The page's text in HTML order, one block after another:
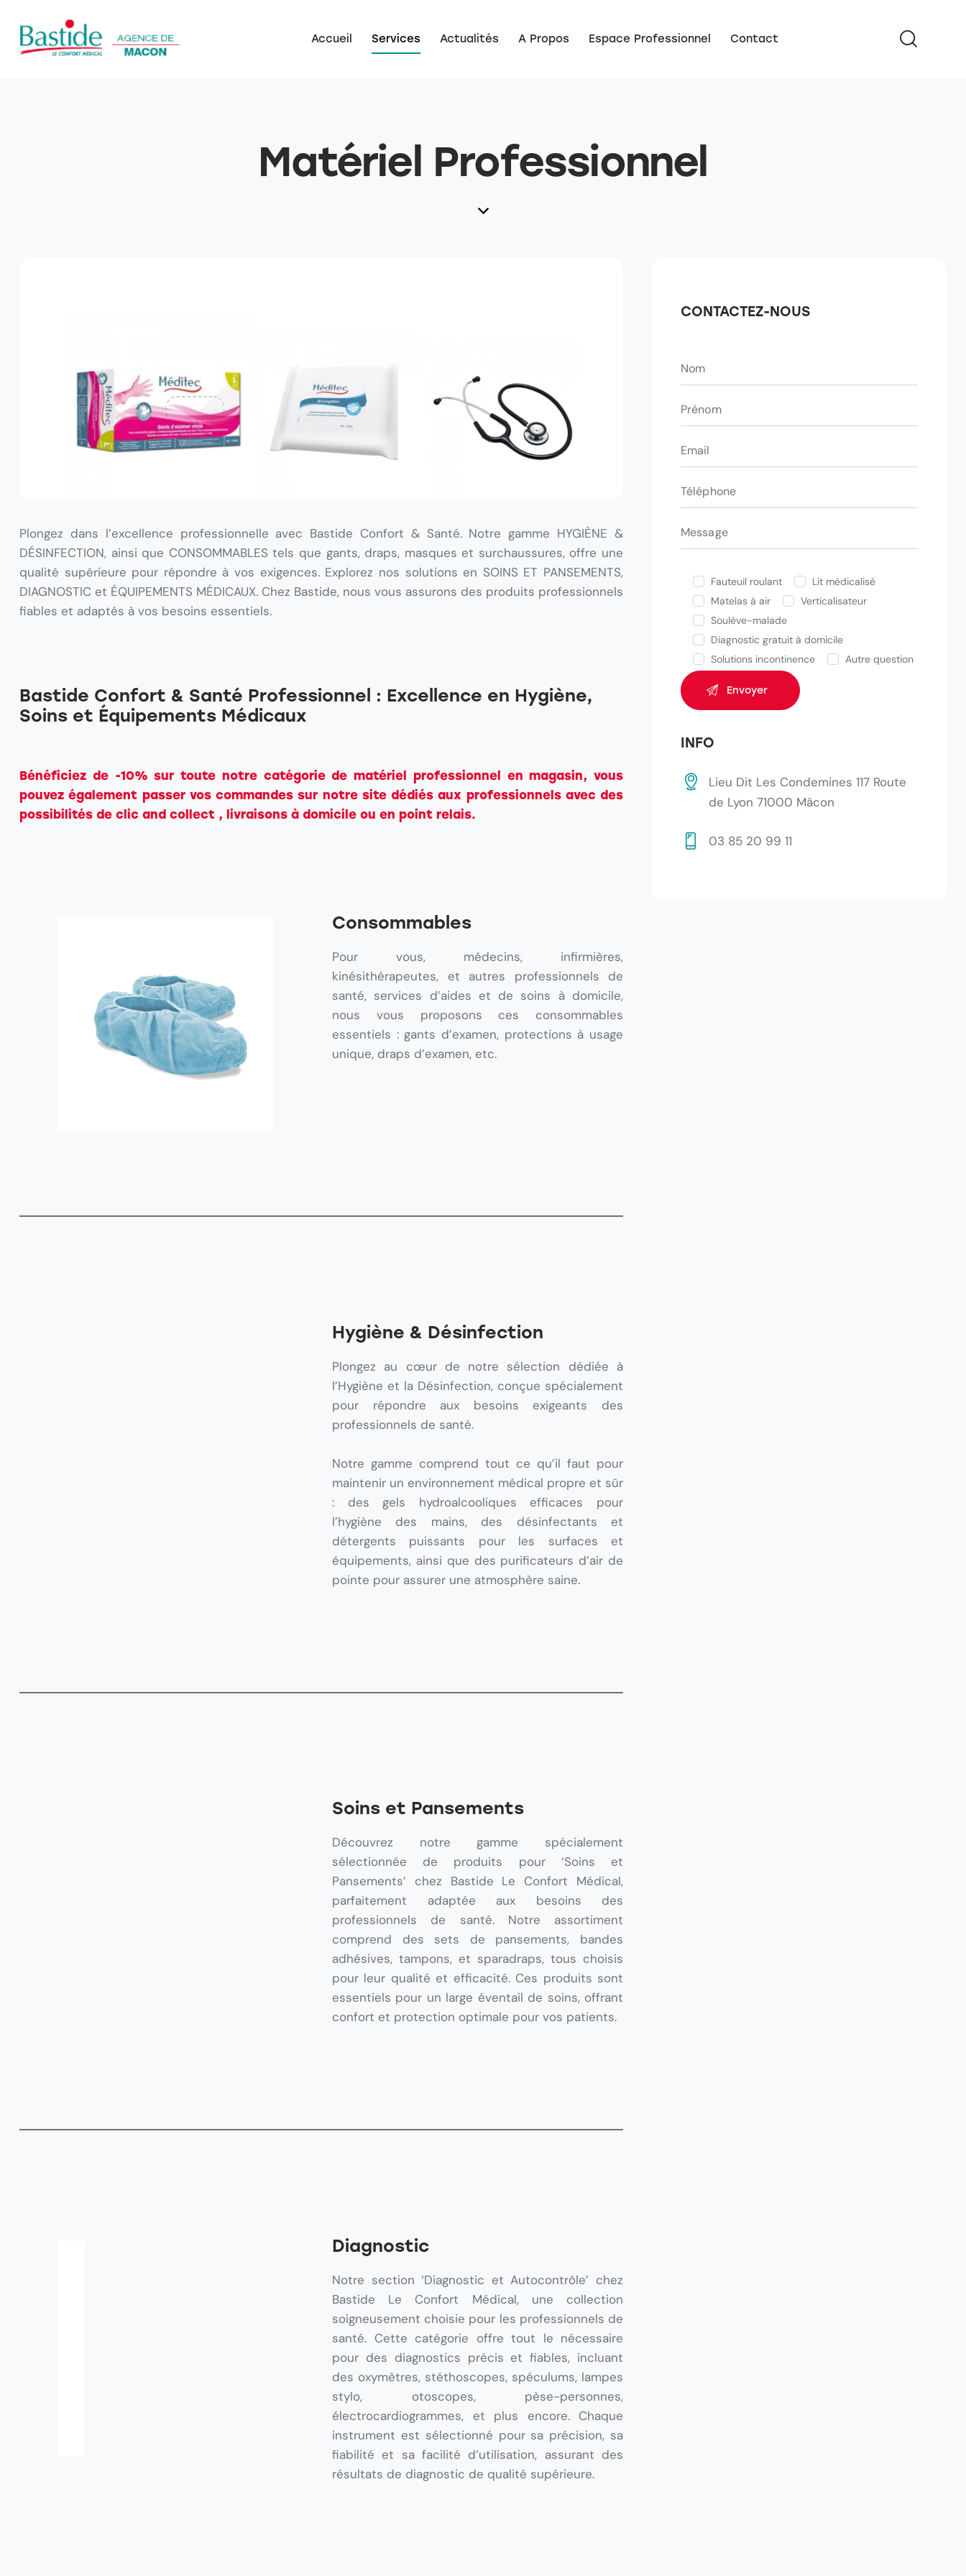
Accueil Services Actualités A Propos Espace Professionnel Contact
Matériel Professionnel​
Plongez dans l’excellence professionnelle avec Bastide Confort & Santé. Notre gamme HYGIÈNE &
DÉSINFECTION, ainsi que CONSOMMABLES tels que gants, draps, masques et surchaussures, offre une
qualité supérieure pour répondre à vos exigences. Explorez nos solutions en SOINS ET PANSEMENTS,
DIAGNOSTIC et ÉQUIPEMENTS MÉDICAUX. Chez Bastide, nous vous assurons des produits professionnels
fiables et adaptés à vos besoins essentiels.
Bastide Confort & Santé Professionnel : Excellence en Hygiène,
Soins et Équipements Médicaux
Bénéficiez de -10% sur toute notre catégorie de matériel professionnel en magasin, vous
pouvez également passer vos commandes sur notre site dédiés aux professionnels avec des
possibilités de clic and collect , livraisons à domicile ou en point relais.
Consommables
Pour vous, médecins, infirmières,
kinésithérapeutes, et autres professionnels de
santé, services d’aides et de soins à domicile,
nous vous proposons ces consommables
essentiels : gants d’examen, protections à usage
unique, draps d’examen, etc.
Hygiène & Désinfection
Plongez au cœur de notre sélection dédiée à
l’Hygiène et la Désinfection, conçue spécialement
pour répondre aux besoins exigeants des
professionnels de santé.
Notre gamme comprend tout ce qu’il faut pour
maintenir un environnement médical propre et sûr
: des gels hydroalcooliques efficaces pour
l’hygiène des mains, des désinfectants et
détergents puissants pour les surfaces et
équipements, ainsi que des purificateurs d’air de
pointe pour assurer une atmosphère saine.
Soins et Pansements
Découvrez notre gamme spécialement
sélectionnée de produits pour ‘Soins et
Pansements’ chez Bastide Le Confort Médical,
parfaitement adaptée aux besoins des
professionnels de santé. Notre assortiment
comprend des sets de pansements, bandes
adhésives, tampons, et sparadraps, tous choisis
pour leur qualité et efficacité. Ces produits sont
essentiels pour un large éventail de soins, offrant
confort et protection optimale pour vos patients.
Diagnostic
Notre section ‘Diagnostic et Autocontrôle’ chez
Bastide Le Confort Médical, une collection
soigneusement choisie pour les professionnels de
santé. Cette catégorie offre tout le nécessaire
pour des diagnostics précis et fiables, incluant
des oxymètres, stéthoscopes, spéculums, lampes
stylo, otoscopes, pèse-personnes,
électrocardiogrammes, et plus encore. Chaque
instrument est sélectionné pour sa précision, sa
fiabilité et sa facilité d’utilisation, assurant des
résultats de diagnostic de qualité supérieure.
CONTACTEZ-NOUS
Fauteuil roulant
Lit médicalisé
Matelas à air
Verticalisateur
Soulève-malade
Diagnostic gratuit à domicile
Solutions incontinence
Autre question
INFO
Lieu Dit Les Condemines 117 Route
de Lyon 71000 Mâcon
03 85 20 99 11